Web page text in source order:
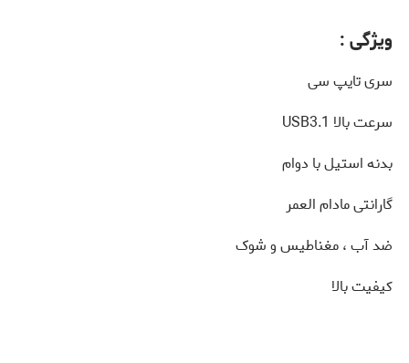
ویژگی :
سری تایپ سی
سرعت بالا USB3.1
بدنه استیل با دوام
گارانتی مادام العمر
ضد آب ، مغناطیس و شوک
کیفیت بالا